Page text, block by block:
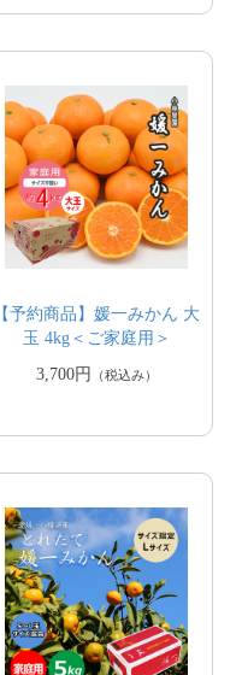
【予約商品】媛一みかん 大
玉 4kg＜ご家庭用＞
3,700円
（税込み）